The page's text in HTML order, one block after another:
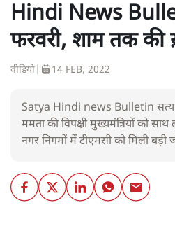
Hindi News
फरवरी, शाम तक की
वीडियो 14 FEB, 2022
Satya Hindi news Bulletin सत्य
ममता की विपक्षी मुख्यमंत्रियों को
नगर निगमों में टीएमसी को मिली बड़ी